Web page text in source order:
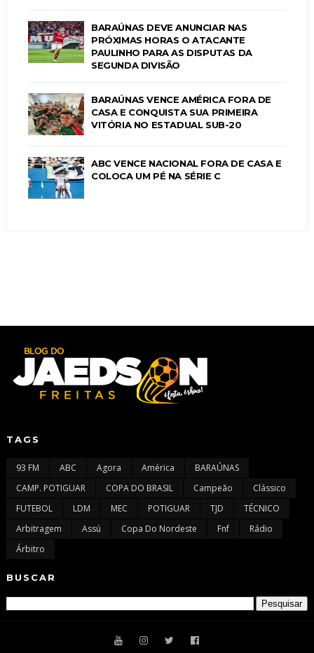
BARAÚNAS DEVE ANUNCIAR NAS
PRÓXIMAS HORAS O ATACANTE
PAULINHO PARA AS DISPUTAS DA
SEGUNDA DIVISÃO
BARAÚNAS VENCE AMÉRICA FORA DE
CASA E CONQUISTA SUA PRIMEIRA
VITÓRIA NO ESTADUAL SUB-20
ABC VENCE NACIONAL FORA DE CASA E
COLOCA UM PÉ NA SÉRIE C
TAGS
93 FM ABC Agora América
BARAÚNAS
CAMP. POTIGUAR
COPA DO BRASIL Campeão
Clássico
FUTEBOL
LDM MEC POTIGUAR TJD
TÉCNICO
Arbitragem
Assú Copa Do Nordeste Fnf
Rádio
Árbitro
BUSCAR